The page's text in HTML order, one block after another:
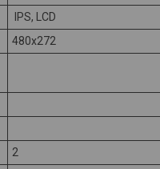
IPS, LCD
480x272
2